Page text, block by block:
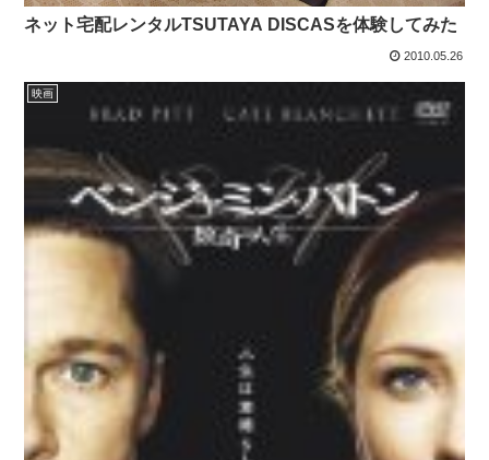
ネット宅配レンタルTSUTAYA DISCASを体験してみた
2010.05.26
映画